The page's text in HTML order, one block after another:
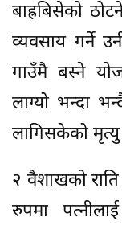
बाह्रबिसेको
व्यवसाय गर्ने
गाउँमै बस्ने
लाग्यो भन्दा
लागिसकेको मृत्यु
२ वैशाखको
रुपमा